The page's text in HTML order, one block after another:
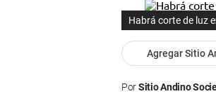
Habrá corte de luz
Agregar Sitio
PorSitio Andino